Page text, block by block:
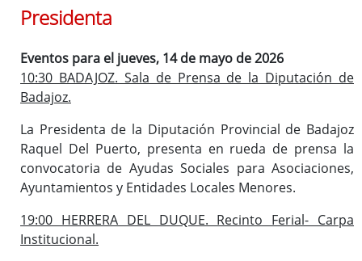
Presidenta
Eventos para el jueves, 14 de mayo de 2026
10:30 BADAJOZ. Sala de Prensa de la Diputación de
Badajoz.
La Presidenta de la Diputación Provincial de Badajoz
Raquel Del Puerto, presenta en rueda de prensa la
convocatoria de Ayudas Sociales para Asociaciones,
Ayuntamientos y Entidades Locales Menores.
19:00 HERRERA DEL DUQUE. Recinto Ferial- Carpa
Institucional.